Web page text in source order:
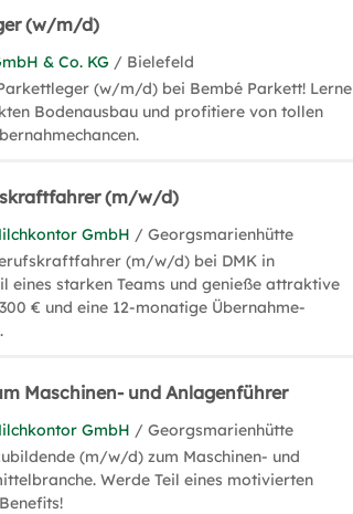
(w/m/d)
& Co. KG / Bielefeld
(w/m/d) bei Bembé Parkett! Lerne
Bodenausbau und profitiere von tollen
(m/w/d)
GmbH / Georgsmarienhütte
(m/w/d) bei DMK in
eines starken Teams und genieße attraktive
€ und eine 12-monatige Übernahme-
Maschinen- und Anlagenführer
GmbH / Georgsmarienhütte
(m/w/d) zum Maschinen- und
Werde Teil eines motivierten